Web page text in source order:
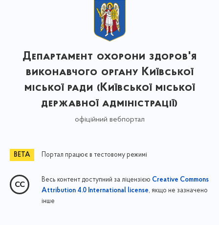
Департамент охорони здоров'я
виконавчого органу Київської
міської ради (Київської міської
державної адміністрації)
офіційний вебпортал
Портал працює в тестовому режимі
Весь контент доступний за ліцензією Creative Commons
Attribution 4.0 International license, якщо не зазначено
інше